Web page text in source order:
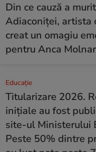
Din ce cauză a
Adiaconiței, artista
creat un omagiu
pentru Anca Molnar
Educație
Titularizare 2026.
inițiale au fost
site-ul Ministerului
Peste 50% dintre